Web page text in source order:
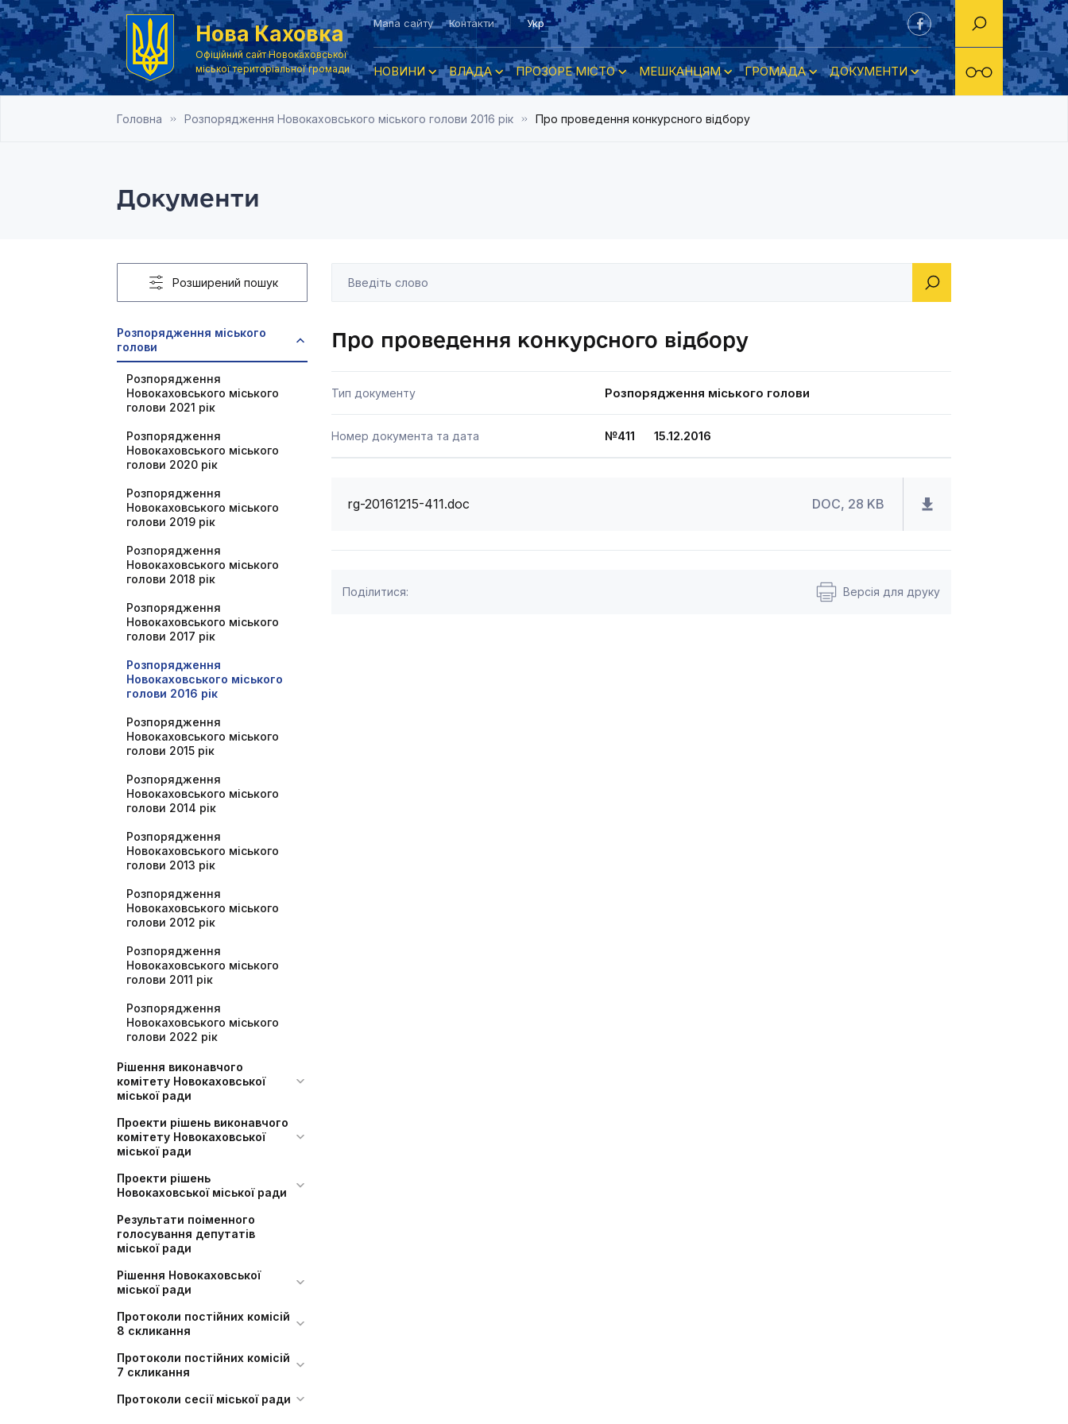
Нова Каховка
Офіційний сайт Новокаховської
міської територіальної громади
Мапа сайту Контакти Укр
НОВИНИ ВЛАДА ПРОЗОРЕ МІСТО МЕШКАНЦЯМ ГРОМАДА ДОКУМЕНТИ
Головна Розпорядження Новокаховського міського голови 2016 рік Про проведення конкурсного відбору
Документи
Розширений пошук
Розпорядження міського
голови
Розпорядження
Новокаховського міського
голови 2021 рік
Розпорядження
Новокаховського міського
голови 2020 рік
Розпорядження
Новокаховського міського
голови 2019 рік
Розпорядження
Новокаховського міського
голови 2018 рік
Розпорядження
Новокаховського міського
голови 2017 рік
Розпорядження
Новокаховського міського
голови 2016 рік
Розпорядження
Новокаховського міського
голови 2015 рік
Розпорядження
Новокаховського міського
голови 2014 рік
Розпорядження
Новокаховського міського
голови 2013 рік
Розпорядження
Новокаховського міського
голови 2012 рік
Розпорядження
Новокаховського міського
голови 2011 рік
Розпорядження
Новокаховського міського
голови 2022 рік
Рішення виконавчого
комітету Новокаховської
міської ради
Проекти рішень виконавчого
комітету Новокаховської
міської ради
Проекти рішень
Новокаховської міської ради
Результати поіменного
голосування депутатів
міської ради
Рішення Новокаховської
міської ради
Протоколи постійних комісій
8 скликання
Протоколи постійних комісій
7 скликання
Протоколи сесії міської ради
Про проведення конкурсного відбору
Тип документу Розпорядження міського голови
Номер документа та дата №411 15.12.2016
rg-20161215-411.doc DOC, 28 KB
Поділитися: Версія для друку